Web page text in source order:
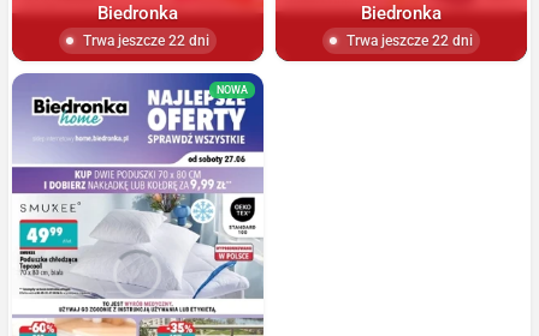
Biedronka
Trwa jeszcze 22 dni
Biedronka
Trwa jeszcze 22 dni
NOWA